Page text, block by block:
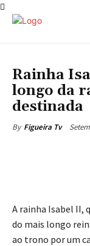
Rainha
longo da
destinada
By Figueira Tv
A rainha Isabel II,
do mais longo
ao trono por um